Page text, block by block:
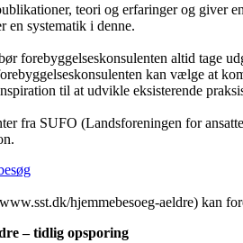
teori og erfaringer og giver
en systematik i denne.
forebyggelseskonsulenten altid tage
kan vælge at
til at udvikle eksisterende
fra SUFO (Landsforeningen for
hjemmebesoeg-aeldre) kan
– tidlig opsporing